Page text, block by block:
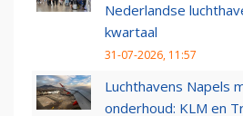
Nederlandse
kwartaal
31-07-2026, 11:57
Luchthavens Napels
onderhoud: KLM en